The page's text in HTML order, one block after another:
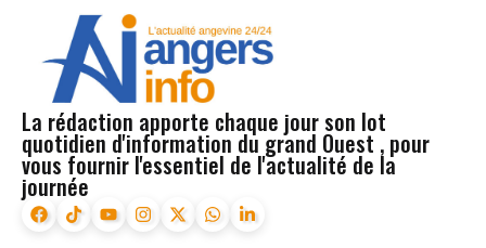
La rédaction apporte chaque jour son lot
quotidien d'information du grand Ouest , pour
vous fournir l'essentiel de l'actualité de la
journée